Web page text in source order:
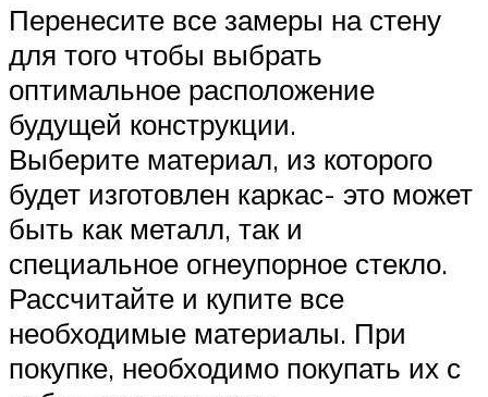
Перенесите все замеры на стену
для того чтобы выбрать
оптимальное расположение
будущей конструкции.
Выберите материал, из которого
будет изготовлен каркас- это может
быть как металл, так и
специальное огнеупорное стекло.
Рассчитайте и купите все
необходимые материалы. При
покупке, необходимо покупать их с